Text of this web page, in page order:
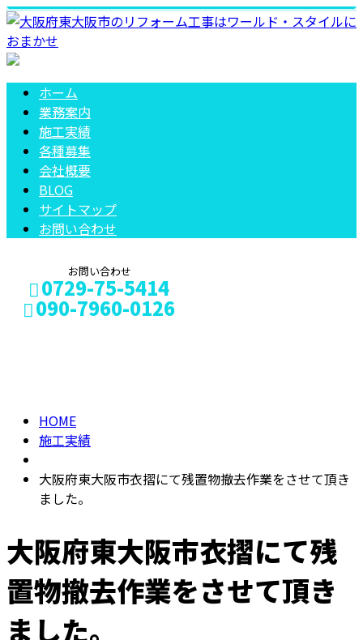
ホーム
業務案内
施工実績
各種募集
会社概要
BLOG
サイトマップ
お問い合わせ
お問い合わせ
0729-75-5414
090-7960-0126
HOME
施工実績
大阪府東大阪市衣摺にて残置物撤去作業をさせて頂き
ました。
大阪府東大阪市衣摺にて残
置物撤去作業をさせて頂き
ました。